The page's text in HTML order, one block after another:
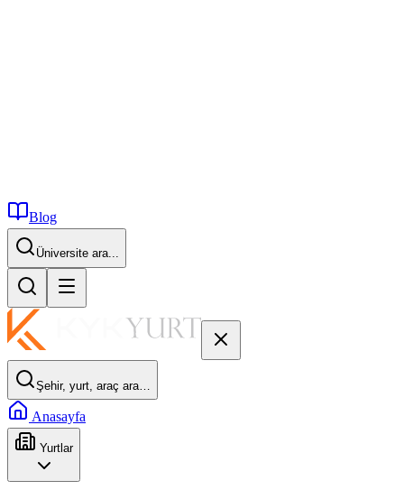
Blog
İstanbul...
Şehir, yurt, araç ara…
Anasayfa
Yurtlar